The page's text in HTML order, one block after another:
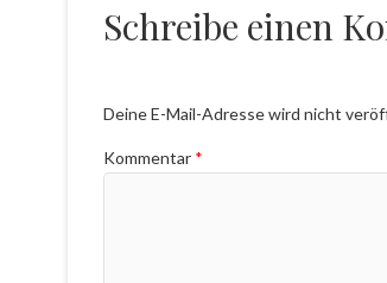
Schreibe einen
Deine E-Mail-Adresse wird nicht
Kommentar *